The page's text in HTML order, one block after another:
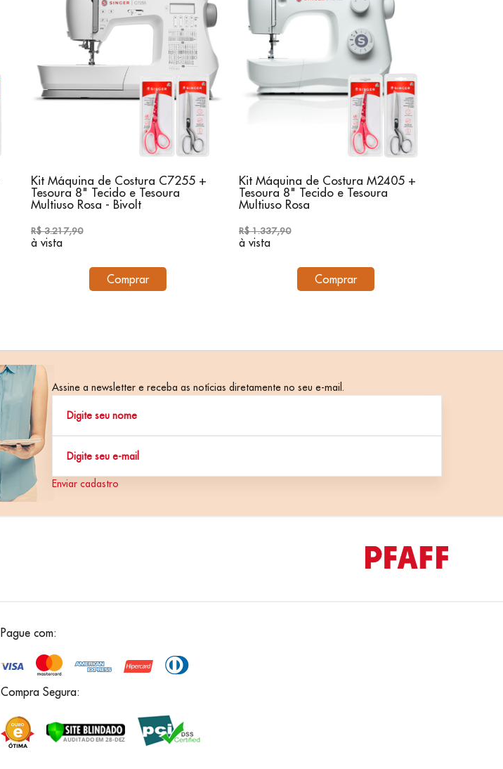
Kit Máquina de Costura C7255 +
Tesoura 8" Tecido e Tesoura
Multiuso Rosa - Bivolt
R$ 3.217,90
à vista
Comprar
Kit Máquina de Costura M2405 +
Tesoura 8" Tecido e Tesoura
Multiuso Rosa
R$ 1.337,90
à vista
Comprar
Assine a newsletter e receba as notícias diretamente no seu e-mail.
Enviar cadastro
Pague com:
Compra Segura: